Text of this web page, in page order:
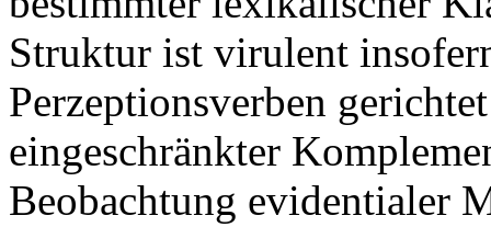
Struktur ist virulent
Perzeptionsverben
eingeschränkter
Beobachtung evidentialer